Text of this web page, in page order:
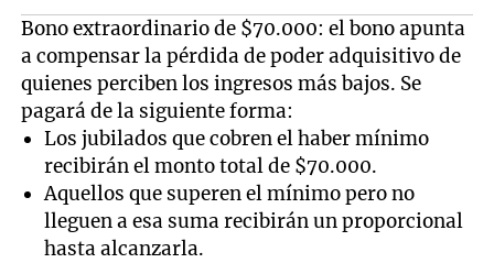
Bono extraordinario de $70.000: el bono apunta
a compensar la pérdida de poder adquisitivo de
quienes perciben los ingresos más bajos. Se
pagará de la siguiente forma:
Los jubilados que cobren el haber mínimo
recibirán el monto total de $70.000.
Aquellos que superen el mínimo pero no
lleguen a esa suma recibirán un proporcional
hasta alcanzarla.